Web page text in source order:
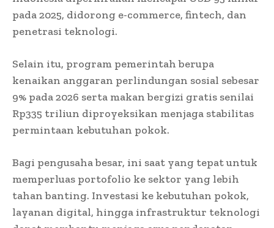
pada 2025, didorong e-commerce, fintech, dan
penetrasi teknologi.
Selain itu, program pemerintah berupa
kenaikan anggaran perlindungan sosial sebesar
9% pada 2026 serta makan bergizi gratis senilai
Rp335 triliun diproyeksikan menjaga stabilitas
permintaan kebutuhan pokok.
Bagi pengusaha besar, ini saat yang tepat untuk
memperluas portofolio ke sektor yang lebih
tahan banting. Investasi ke kebutuhan pokok,
layanan digital, hingga infrastruktur teknologi